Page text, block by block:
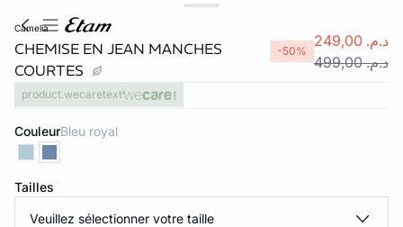
camelia
CHEMISE EN JEAN MANCHES
COURTES
-50%
د.م. 249,00
د.م. 499,00
product.wecaretext
Couleur bleu royal
Tailles
Veuillez sélectionner votre taille